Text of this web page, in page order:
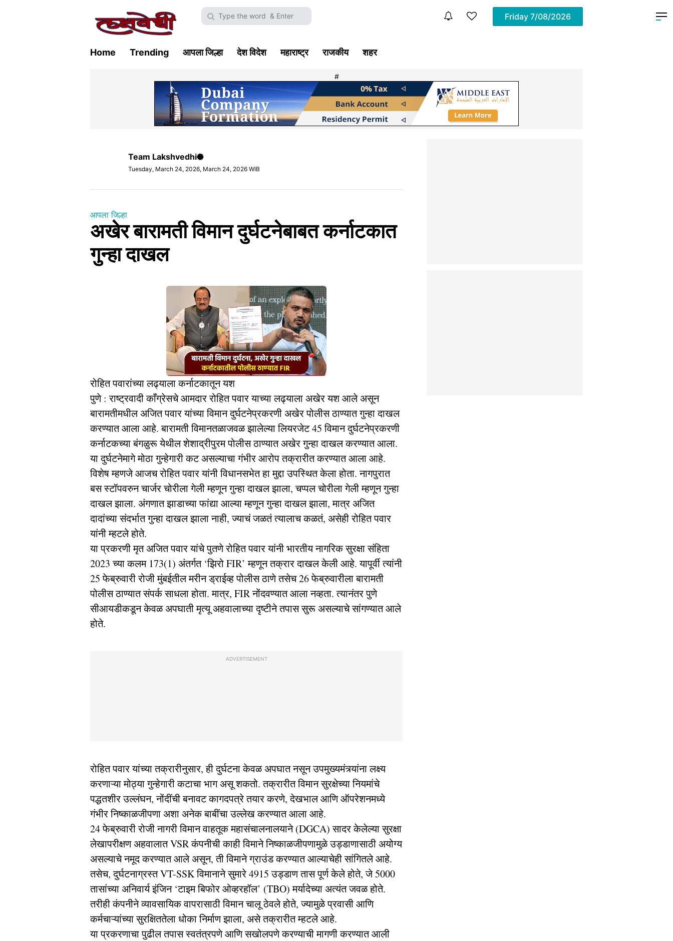
Friday 7/08/2026
Home Trending आपला जिल्हा देश विदेश महाराष्ट्र राजकीय शहर
#
Team Lakshvedhi
Tuesday, March 24, 2026, March 24, 2026 WIB
आपला जिल्हा
अखेर बारामती विमान दुर्घटनेबाबत कर्नाटकात
गुन्हा दाखल
रोहित पवारांच्या लढ्याला कर्नाटकातून यश
पुणे : राष्ट्रवादी काँग्रेसचे आमदार रोहित पवार याच्या लढ्याला अखेर यश आले असून
बारामतीमधील अजित पवार यांच्या विमान दुर्घटनेप्रकरणी अखेर पोलीस ठाण्यात गुन्हा दाखल
करण्यात आला आहे. बारामती विमानतळाजवळ झालेल्या लियरजेट 45 विमान दुर्घटनेप्रकरणी
कर्नाटकच्या बंगळुरू येथील शेशाद्रीपुरम पोलीस ठाण्यात अखेर गुन्हा दाखल करण्यात आला.
या दुर्घटनेमागे मोठा गुन्हेगारी कट असल्याचा गंभीर आरोप तक्रारीत करण्यात आला आहे.
विशेष म्हणजे आजच रोहित पवार यांनी विधानसभेत हा मुद्दा उपस्थित केला होता. नागपुरात
बस स्टॉपवरुन चार्जर चोरीला गेली म्हणून गुन्हा दाखल झाला, ⁠चप्पल चोरीला गेली म्हणून गुन्हा
दाखल झाला. ⁠अंगणात झाडाच्या फांद्या आल्या म्हणून गुन्हा दाखल झाला, मात्र अजित
दादांच्या संदर्भात गुन्हा दाखल झाला नाही, ⁠ज्याचं जळतं त्यालाच कळतं, असेही रोहित पवार
यांनी म्हटले होते.
या प्रकरणी मृत अजित पवार यांचे पुतणे रोहित पवार यांनी भारतीय नागरिक सुरक्षा संहिता
2023 च्या कलम 173(1) अंतर्गत ‘झिरो FIR’ म्हणून तक्रार दाखल केली आहे. यापूर्वी त्यांनी
25 फेब्रुवारी रोजी मुंबईतील मरीन ड्राईव्ह पोलीस ठाणे तसेच 26 फेब्रुवारीला बारामती
पोलीस ठाण्यात संपर्क साधला होता. मात्र, FIR नोंदवण्यात आला नव्हता. त्यानंतर पुणे
सीआयडीकडून केवळ अपघाती मृत्यू अहवालाच्या दृष्टीने तपास सुरू असल्याचे सांगण्यात आले
होते.
ADVERTISEMENT
रोहित पवार यांच्या तक्रारीनुसार, ही दुर्घटना केवळ अपघात नसून उपमुख्यमंत्र्यांना लक्ष्य
करणाऱ्या मोठ्या गुन्हेगारी कटाचा भाग असू शकतो. तक्रारीत विमान सुरक्षेच्या नियमांचे
पद्धतशीर उल्लंघन, नोंदींची बनावट कागदपत्रे तयार करणे, देखभाल आणि ऑपरेशनमध्ये
गंभीर निष्काळजीपणा अशा अनेक बाबींचा उल्लेख करण्यात आला आहे.
24 फेब्रुवारी रोजी नागरी विमान वाहतूक महासंचालनालयाने (DGCA) सादर केलेल्या सुरक्षा
लेखापरीक्षण अहवालात VSR कंपनीची काही विमाने निष्काळजीपणामुळे उड्डाणासाठी अयोग्य
असल्याचे नमूद करण्यात आले असून, ती विमाने ग्राउंड करण्यात आल्याचेही सांगितले आहे.
तसेच, दुर्घटनाग्रस्त VT-SSK विमानाने सुमारे 4915 उड्डाण तास पूर्ण केले होते, जे 5000
तासांच्या अनिवार्य इंजिन ‘टाइम बिफोर ओव्हरहॉल’ (TBO) मर्यादेच्या अत्यंत जवळ होते.
तरीही कंपनीने व्यावसायिक वापरासाठी विमान चालू ठेवले होते, ज्यामुळे प्रवासी आणि
कर्मचाऱ्यांच्या सुरक्षिततेला धोका निर्माण झाला, असे तक्रारीत म्हटले आहे.
या प्रकरणाचा पुढील तपास स्वतंत्रपणे आणि सखोलपणे करण्याची मागणी करण्यात आली